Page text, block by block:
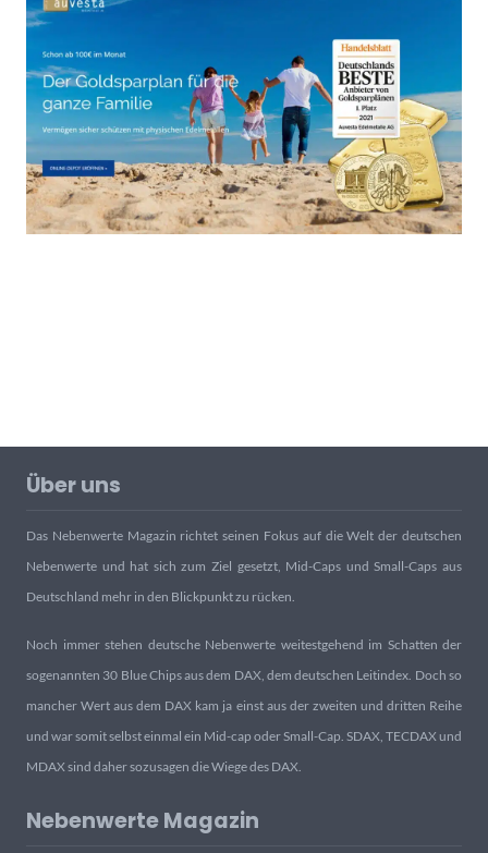
Über uns
Das Nebenwerte Magazin richtet seinen Fokus auf die Welt der deutschen
Nebenwerte und hat sich zum Ziel gesetzt, Mid-Caps und Small-Caps aus
Deutschland mehr in den Blickpunkt zu rücken.
Noch immer stehen deutsche Nebenwerte weitestgehend im Schatten der
sogenannten 30 Blue Chips aus dem DAX, dem deutschen Leitindex. Doch so
mancher Wert aus dem DAX kam ja einst aus der zweiten und dritten Reihe
und war somit selbst einmal ein Mid-cap oder Small-Cap. SDAX, TECDAX und
MDAX sind daher sozusagen die Wiege des DAX.
Nebenwerte Magazin